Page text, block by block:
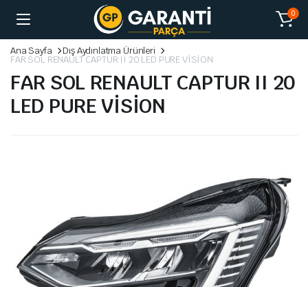
0
Ana Sayfa Dış Aydınlatma Ürünleri
FAR SOL RENAULT CAPTUR II 20 LED PURE VİSİON
FAR SOL RENAULT CAPTUR II 20
LED PURE VİSİON